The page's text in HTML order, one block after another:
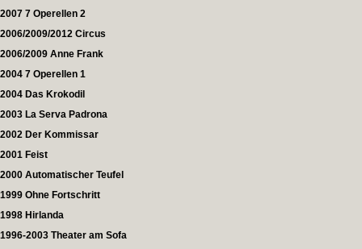
2007 7 Operellen 2
2006/2009/2012 Circus
2006/2009 Anne Frank
2004 7 Operellen 1
2004 Das Krokodil
2003 La Serva Padrona
2002 Der Kommissar
2001 Feist
2000 Automatischer Teufel
1999 Ohne Fortschritt
1998 Hirlanda
1996-2003 Theater am Sofa